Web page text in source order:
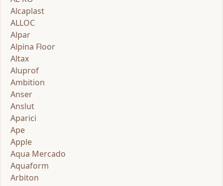
Alcaplast
ALLOC
Alpar
Alpina Floor
Altax
Aluprof
Ambition
Anser
Anslut
Aparici
Ape
Apple
Aqua Mercado
Aquaform
Arbiton